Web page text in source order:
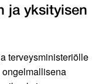
ja yksityisen
terveysministeriölle